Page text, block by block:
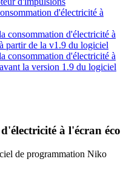
d'électricité à
consommation d'électricité à
partir de la v1.9 du logiciel
consommation d'électricité à
la version 1.9 du logiciel
à l'écran éco
de programmation Niko